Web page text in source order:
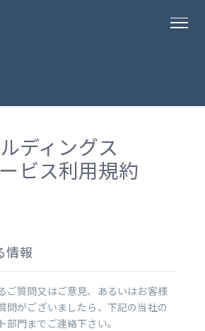
ディングス
ビス利用規約
情報
ご質問又はご意見、あるいはお客様
問がございましたら、下記の当社の
部門までご連絡下さい。